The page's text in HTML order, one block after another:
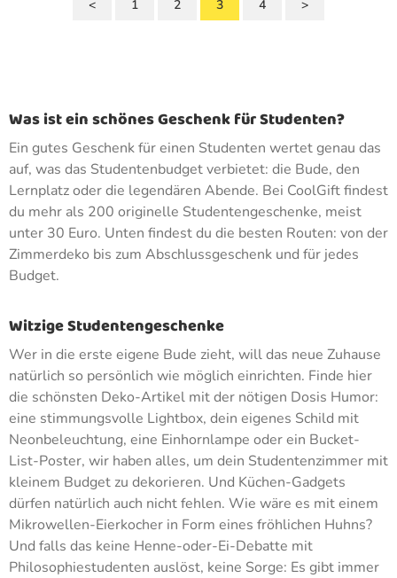
< 1 2 3 4 >
Was ist ein schönes Geschenk für Studenten?
Ein gutes Geschenk für einen Studenten wertet genau das
auf, was das Studentenbudget verbietet: die Bude, den
Lernplatz oder die legendären Abende. Bei CoolGift findest
du mehr als 200 originelle Studentengeschenke, meist
unter 30 Euro. Unten findest du die besten Routen: von der
Zimmerdeko bis zum Abschlussgeschenk und für jedes
Budget.
Witzige Studentengeschenke
Wer in die erste eigene Bude zieht, will das neue Zuhause
natürlich so persönlich wie möglich einrichten. Finde hier
die schönsten Deko-Artikel mit der nötigen Dosis Humor:
eine stimmungsvolle Lightbox, dein eigenes Schild mit
Neonbeleuchtung, eine Einhornlampe oder ein Bucket-
List-Poster, wir haben alles, um dein Studentenzimmer mit
kleinem Budget zu dekorieren. Und Küchen-Gadgets
dürfen natürlich auch nicht fehlen. Wie wäre es mit einem
Mikrowellen-Eierkocher in Form eines fröhlichen Huhns?
Und falls das keine Henne-oder-Ei-Debatte mit
Philosophiestudenten auslöst, keine Sorge: Es gibt immer